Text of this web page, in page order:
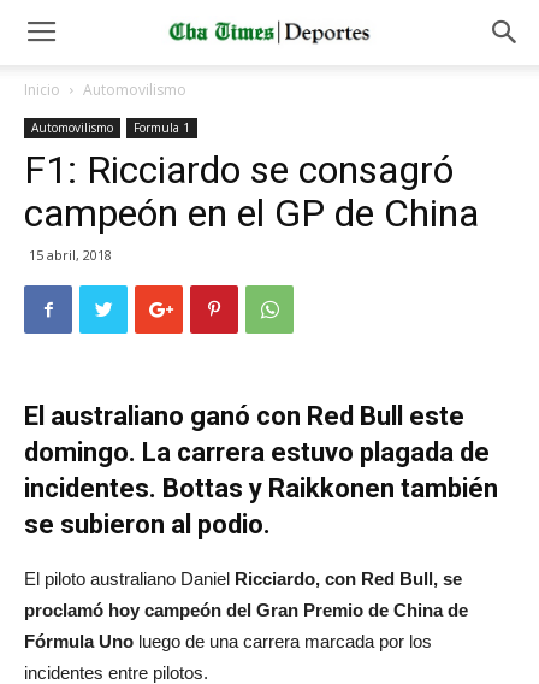
Inicio Automovilismo
Automovilismo Formula 1
F1: Ricciardo se consagró
campeón en el GP de China
15 abril, 2018
El australiano ganó con Red Bull este
domingo. La carrera estuvo plagada de
incidentes. Bottas y Raikkonen también
se subieron al podio.
El piloto australiano Daniel Ricciardo, con Red Bull, se
proclamó hoy campeón del Gran Premio de China de
Fórmula Uno luego de una carrera marcada por los
incidentes entre pilotos.